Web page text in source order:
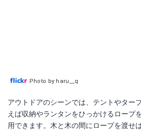
Photo by haru__q
アウトドアのシーンでは、テントやター
えば収納やランタンをひっかけるロープ
用できます。木と木の間にロープを渡せ